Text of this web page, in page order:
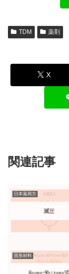
TDM 薬剤
X
関連記事
日本薬局方
固形材料